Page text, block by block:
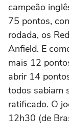
campeão
75 pontos,
rodada, os
Anfield. E
mais 12
abrir 14
todos sabiam
ratificado. O
12h30 (de